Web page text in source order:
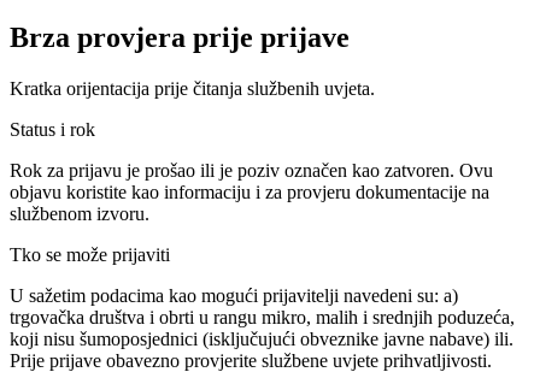
Brza provjera prije prijave
Kratka orijentacija prije čitanja službenih uvjeta.
Status i rok
Rok za prijavu je prošao ili je poziv označen kao zatvoren. Ovu
objavu koristite kao informaciju i za provjeru dokumentacije na
službenom izvoru.
Tko se može prijaviti
U sažetim podacima kao mogući prijavitelji navedeni su: a)
trgovačka društva i obrti u rangu mikro, malih i srednjih poduzeća,
koji nisu šumoposjednici (isključujući obveznike javne nabave) ili.
Prije prijave obavezno provjerite službene uvjete prihvatljivosti.